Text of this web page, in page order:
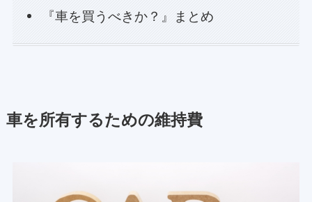
『車を買うべきか？』まとめ
車を所有するための維持費